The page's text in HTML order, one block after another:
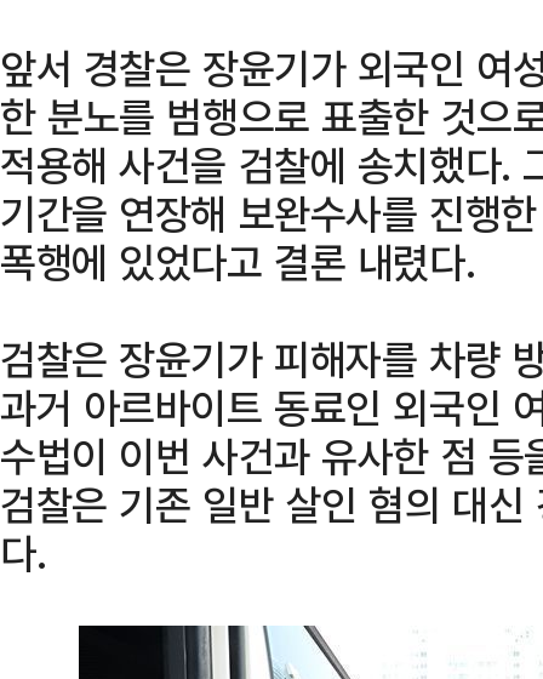
앞서 경찰은 장윤기가 외국인 여
한 분노를 범행으로 표출한 것으
적용해 사건을 검찰에 송치했다.
기간을 연장해 보완수사를 진행
폭행에 있었다고 결론 내렸다.
검찰은 장윤기가 피해자를 차량
과거 아르바이트 동료인 외국인
수법이 이번 사건과 유사한 점
검찰은 기존 일반 살인 혐의 대
다.